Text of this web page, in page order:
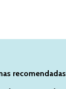
recomendadas